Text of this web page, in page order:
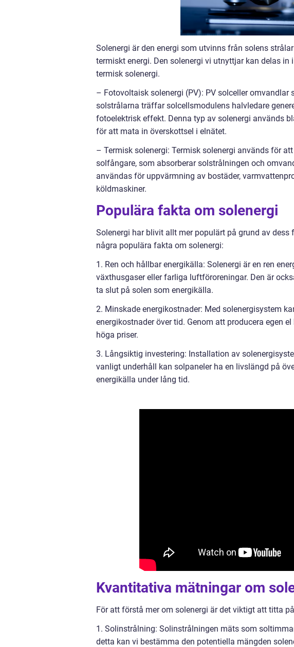
Solenergi är den energi som utvinns från solens
termiskt energi. Den solenergi vi utnyttjar kan delas
termisk solenergi.
– Fotovoltaisk solenergi (PV): PV solceller
solstrålarna träffar solcellsmodulens halvledare
fotoelektrisk effekt. Denna typ av solenergi används
för att mata in överskottsel i elnätet.
– Termisk solenergi: Termisk solenergi används för
solfångare, som absorberar solstrålningen och
användas för uppvärmning av bostäder,
köldmaskiner.
Populära fakta om solenergi
Solenergi har blivit allt mer populärt på grund av
några populära fakta om solenergi:
1. Ren och hållbar energikälla: Solenergi är en ren
växthusgaser eller farliga luftföroreningar. Den är
ta slut på solen som energikälla.
2. Minskade energikostnader: Med solenergisystem
energikostnader över tid. Genom att producera egen
höga priser.
3. Långsiktig investering: Installation av
vanligt underhåll kan solpaneler ha en livslängd på
energikälla under lång tid.
Kvantitativa mätningar om
För att förstå mer om solenergi är det viktigt att titta
1. Solinstrålning: Solinstrålningen mäts som
detta kan vi bestämma den potentiella mängden